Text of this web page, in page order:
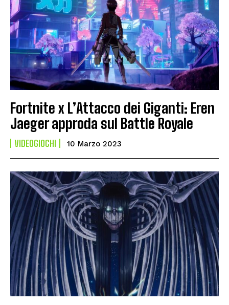
Fortnite x L’Attacco dei Giganti: Eren
Jaeger approda sul Battle Royale
VIDEOGIOCHI 10 Marzo 2023